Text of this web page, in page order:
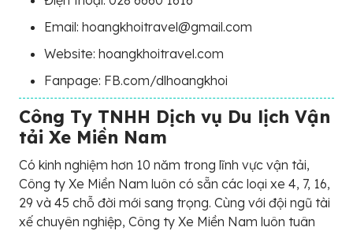
Email: hoangkhoitravel@gmail.com
Website: hoangkhoitravel.com
Fanpage: FB.com/dlhoangkhoi
Công Ty TNHH Dịch vụ Du lịch Vận
tải Xe Miền Nam
Có kinh nghiệm hơn 10 năm trong lĩnh vực vận tải,
Công ty Xe Miền Nam luôn có sẵn các loại xe 4, 7, 16,
29 và 45 chỗ đời mới sang trọng. Cùng với đội ngũ tài
xế chuyên nghiệp, Công ty Xe Miền Nam luôn tuân